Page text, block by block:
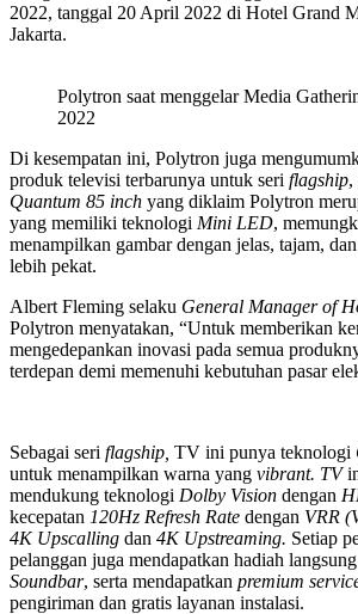
2022, tanggal 20 April 2022 di Hotel Grand
Jakarta.
Polytron saat menggelar Media
2022
Di kesempatan ini, Polytron juga
produk televisi terbarunya untuk seri flagship,
Quantum 85 inch yang diklaim Polytron
yang memiliki teknologi Mini LED,
menampilkan gambar dengan jelas, tajam,
lebih pekat.
Albert Fleming selaku General Manager of
Polytron menyatakan, “Untuk memberikan
mengedepankan inovasi pada semua
terdepan demi memenuhi kebutuhan pasar
Sebagai seri flagship, TV ini punya teknologi
untuk menampilkan warna yang vibrant. TV
mendukung teknologi Dolby Vision dengan
kecepatan 120Hz Refresh Rate dengan VRR
4K Upscalling dan 4K Upstreaming. Setiap
pelanggan juga mendapatkan hadiah
Soundbar, serta mendapatkan premium
pengiriman dan gratis layanan instalasi.